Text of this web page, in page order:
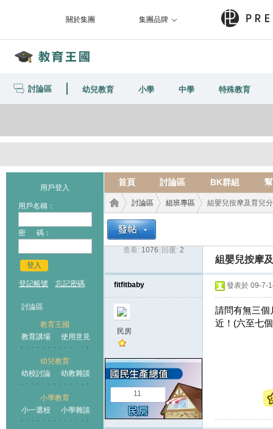
關於集團 集團品牌
討論區 幼兒教育 小學 中學 特殊教育
用戶登入
用戶名稱：
密 碼：
登入
登記帳號 忘記密碼
討論區
教育王國
教育講場
使用意見
幼兒教育
幼校討論
幼教雜談
小學教育
小一選校
小學雜談
首頁 討論區 BK群組
王國
討論區
›
組班專區 組嬰兒按摩及育兒
查看: 1076 回覆: 2
組嬰兒按摩
fitfitbaby
民房
11
發表於 09-7-
請問有無三個
近！(六至七